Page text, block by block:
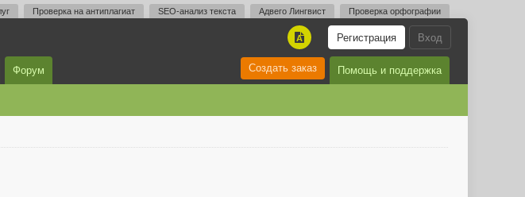
Проверка на антиплагиат SEO-анализ текста Адвего Лингвист Проверка орфографии
Вход
Регистрация
A
Форум Помощь и поддержка
Создать заказ